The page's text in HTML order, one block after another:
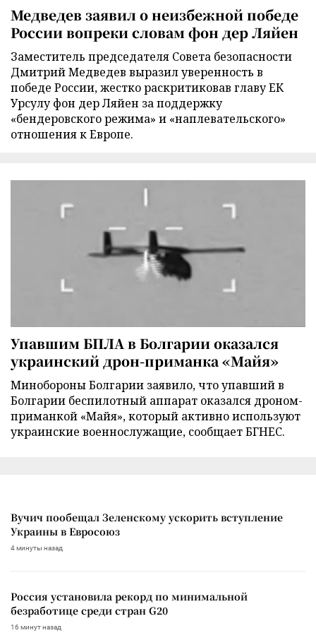
Медведев заявил о неизбежной победе
России вопреки словам фон дер Ляйен
Заместитель председателя Совета безопасности
Дмитрий Медведев выразил уверенность в
победе России, жестко раскритиковав главу ЕК
Урсулу фон дер Ляйен за поддержку
«бендеровского режима» и «наплевательского»
отношения к Европе.
Упавшим БПЛА в Болгарии оказался
украинский дрон-приманка «Майя»
Минобороны Болгарии заявило, что упавший в
Болгарии беспилотный аппарат оказался дроном-
приманкой «Майя», который активно используют
украинские военнослужащие, сообщает БГНЕС.
Вучич пообещал Зеленскому ускорить вступление
Украины в Евросоюз
4 минуты назад
Россия установила рекорд по минимальной
безработице среди стран G20
16 минут назад